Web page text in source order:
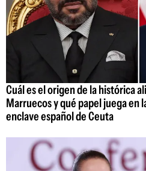
Cuál es el origen de la histórica
Marruecos y qué papel juega en
enclave español de Ceuta